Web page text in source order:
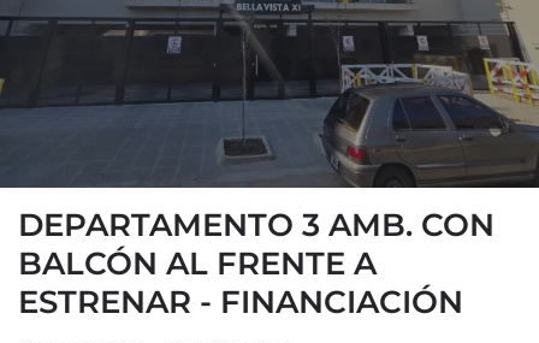
DEPARTAMENTO 3 AMB. CON
BALCÓN AL FRENTE A
ESTRENAR - FINANCIACIÓN